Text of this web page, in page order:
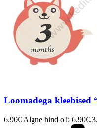
Loomadega kleebised
6.90€ Algne hind oli: 6.90€.